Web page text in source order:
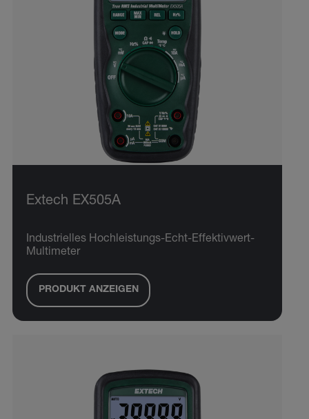
Extech EX505A
Industrielles Hochleistungs-Echt-Effektivwert-
Multimeter
PRODUKT ANZEIGEN